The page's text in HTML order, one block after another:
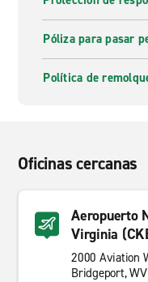
Póliza para pasar
Política de
Oficinas cercanas
Aeropuerto
Virginia
2000 Aviation
Bridgeport,